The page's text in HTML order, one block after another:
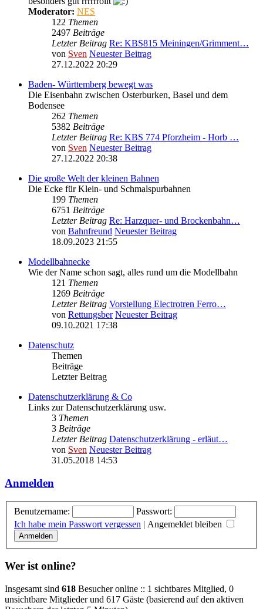
Moderator: NES
122 Themen
2497 Beiträge
Letzter Beitrag Re: KBS815 Meiningen/Grimment…
von Sven Neuester Beitrag
27.12.2022 20:29
Baden- Württemberg bewegt was
Die Eisenbahn zwischen Osterburken, Basel und dem
Bodensee
262 Themen
5382 Beiträge
Letzter Beitrag Re: KBS 774 Pforzheim - Horb …
von Sven Neuester Beitrag
27.12.2022 20:38
Die große Welt der kleinen Bahnen
Die Ecke für Klein- und Schmalspurbahnen
199 Themen
6751 Beiträge
Letzter Beitrag Re: Harzquer- und Brockenbahn…
von Bahnfreund Neuester Beitrag
18.09.2023 21:55
Modellbahnecke
Wie der Name schon sagt, alles rund um die Modellbahn
121 Themen
1269 Beiträge
Letzter Beitrag Vorstellung Electrotren Ferro…
von Rettungsber Neuester Beitrag
09.10.2021 17:38
Datenschutz
Themen
Beiträge
Letzter Beitrag
Datenschutzerklärung & Co
Links zur Datenschutzerklärung usw.
3 Themen
3 Beiträge
Letzter Beitrag Datenschutzerklärung - erläut…
von Sven Neuester Beitrag
31.05.2018 14:53
Anmelden
Benutzername:
Passwort:
Ich habe mein Passwort vergessen | Angemeldet bleiben
Wer ist online?
Insgesamt sind 618 Besucher online :: 1 sichtbares Mitglied, 0
unsichtbare Mitglieder und 617 Gäste (basierend auf den aktiven